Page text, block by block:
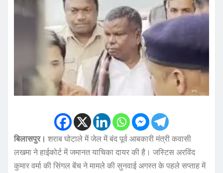
बिलासपुर। शराब घोटाले में जेल में बंद पूर्व आबकारी मंत्री कवासी
लखमा ने हाईकोर्ट में जमानत याचिका दायर की है। जस्टिस अरविंद
कुमार वर्मा की सिंगल बेंच ने मामले की सुनवाई अगस्त के पहले सप्ताह में